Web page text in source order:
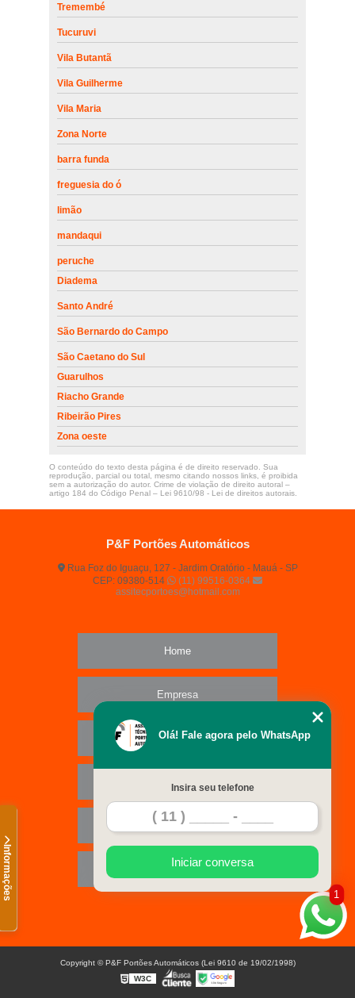
Informações
Tremembé
Tucuruvi
Vila Butantã
Vila Guilherme
Vila Maria
Zona Norte
barra funda
freguesia do ó
limão
mandaqui
peruche
Diadema
Santo André
São Bernardo do Campo
São Caetano do Sul
Guarulhos
Riacho Grande
Ribeirão Pires
Zona oeste
O conteúdo do texto desta página é de direito reservado. Sua
reprodução, parcial ou total, mesmo citando nossos links, é proibida
sem a autorização do autor. Crime de violação de direito autoral –
artigo 184 do Código Penal – Lei 9610/98 - Lei de direitos autorais.
P&F Portões Automáticos
Rua Foz do Iguaçu, 127 - Jardim Oratório - Mauá - SP
CEP: 09380-514
(11) 99516-0364
assitecportoes@hotmail.com
Home
Empresa
Missão
Serviços
Contato
Mapa do site
1
Olá! Fale agora pelo WhatsApp
Insira seu telefone
Iniciar conversa
Copyright © P&F Portões Automáticos (Lei 9610 de 19/02/1998)
W3C